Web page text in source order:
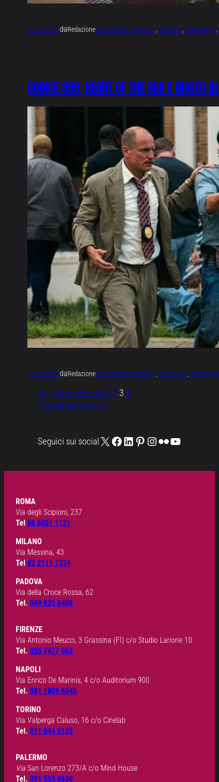
08/09/2017daRedazioneCorsialberto angrisano anarchia doppiaggio
CODICE 999, HEART OF THE SEA E MOLTO
25/08/2017daRedazioneCorsialberto angrisano codice 999
Pagina precedente1 2 3 4
Pagina successiva
Seguici sui socialX Facebook
LinkedIn
Pinterest
Instagram
FlickrYouTube
ROMA
Via degli Scipioni, 237
Tel 06 6051 1121
MILANO
Via Messina, 43
Tel 02 2111 7324
PADOVA
Via della Croce Rossa, 62
Tel. 049 825 8408
FIRENZE
Via Antonio Meucci, 3 Grassina (FI) c/o Studio Larione 10
Tel. 055 7477 063
NAPOLI
Via Enrico De Marinis, 4 c/o Auditorium 900
Tel. 081 1809 6545
TORINO
Via Valperga Caluso, 16 c/o Cinelab
Tel. 011 044 6135
PALERMO
Via San Lorenzo 273/A c/o Mind House
Tel. 091 555 8630